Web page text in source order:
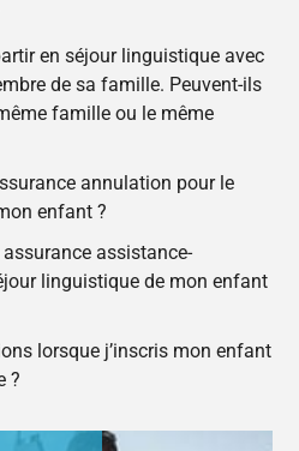
en séjour linguistique avec
de sa famille. Peuvent-ils
famille ou le même
annulation pour le
enfant ?
assistance-
linguistique de mon enfant
lorsque j’inscris mon enfant
?